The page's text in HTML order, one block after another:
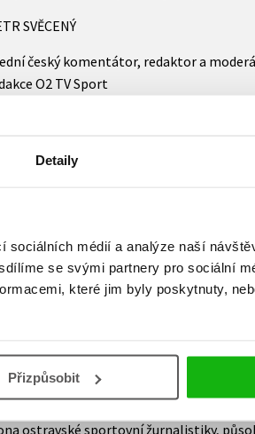
Detaily
sociálních médií a analýze naší
se svými partnery pro sociální
které jim byly poskytnuty,
Přizpůsobit
SVĚCENÝ
český komentátor, redaktor a
O2 TV Sport
je nejlepší kniha se sportovní tematikou,
s osobnostmi, které byly zpovídány
upoutat, obohatit je o nové
fanouškem Baníku.“
KOLÁŘ
ostravské sportovní žurnalistiky,